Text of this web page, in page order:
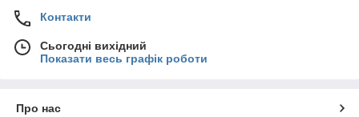
Контакти
Сьогодні вихідний
Показати весь графік роботи
Про нас